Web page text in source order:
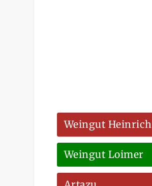
Weingut Heinrich
Weingut Loimer